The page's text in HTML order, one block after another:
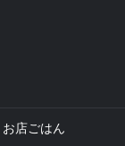
店ごはん